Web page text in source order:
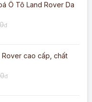
Ô Tô Land Rover Da
đ
Rover cao cấp, chất
đ